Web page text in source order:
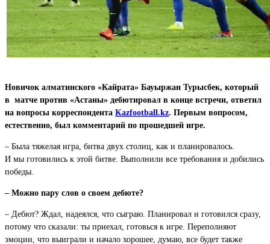
Новичок алматинского «Кайрата» Бауыржан Турысбек, который
в матче против «Астаны» дебютировал в конце встречи, ответил
на вопросы корреспондента Kazfootball.kz. Первым вопросом,
естественно, был комментарий по прошедшей игре.
– Была тяжелая игра, битва двух столиц, как и планировалось.
И мы готовились к этой битве. Выполнили все требования и добились
победы.
– Можно пару слов о своем дебюте?
– Дебют? Ждал, надеялся, что сыграю. Планировал и готовился сразу,
потому что сказали: ты приехал, готовься к игре. Переполняют
эмоции, что выиграли и начало хорошее, думаю, все будет также